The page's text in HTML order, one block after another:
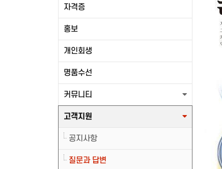
자격증
홍보
개인회생
명품수선
커뮤니티
고객지원
공지사항
질문과 답변